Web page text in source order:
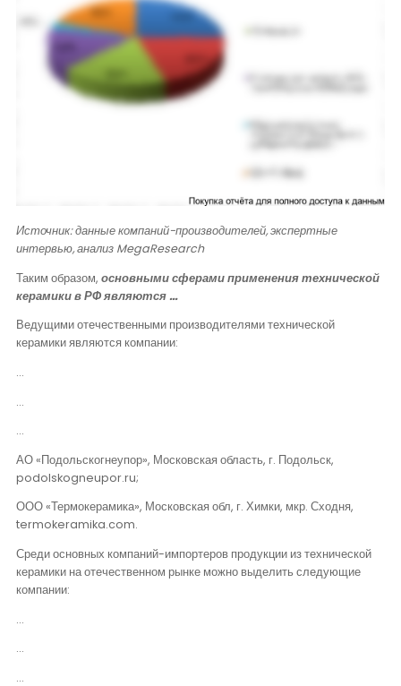
Источник: данные компаний-производителей, экспертные
интервью, анализ MegaResearch
Таким образом, основными сферами применения технической
керамики в РФ являются …
Ведущими отечественными производителями технической
керамики являются компании:
…
…
…
АО «Подольскогнеупор», Московская область, г. Подольск,
podolskogneupor.ru;
ООО «Термокерамика», Московская обл, г. Химки, мкр. Сходня,
termokeramika.com.
Среди основных компаний-импортеров продукции из технической
керамики на отечественном рынке можно выделить следующие
компании:
…
…
…